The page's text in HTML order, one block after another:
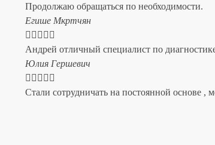
Продолжаю обращаться по необходимости.
​Егише Мкртчян
    
Андрей отличный специалист по
​Юлия Гершевич
    
Стали сотрудничать на постоянной основе